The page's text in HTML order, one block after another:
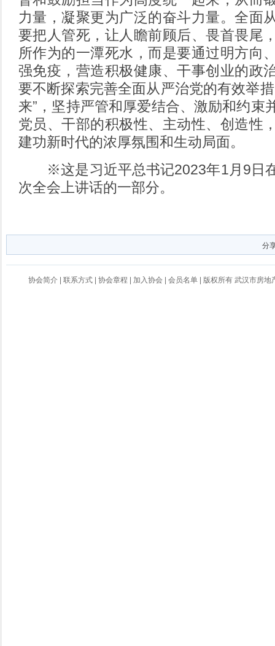
力量，凝聚更为广泛的奋斗力量。全面
要把人管死，让人瞻前顾后、畏首畏尾
所作为的一潭死水，而是要通过明方向
强免疫，营造积极健康、干事创业的政
要不断探索完善全面从严治党的有效举
来”，坚持严管和厚爱结合、激励和约束
党员、干部的积极性、主动性、创造性
建功新时代的浓厚氛围和生动局面。
※这是习近平总书记2023年1月9日
次全会上讲话的一部分。
分
协会简介| 联系方式| 协会章程 加入协会| 会员名单| 版权所有 武汉市房地